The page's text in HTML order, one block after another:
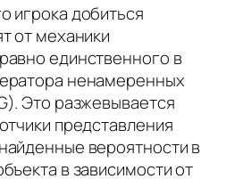
игрока добиться
от механики
единственного в
ненамеренных
Это разжевывается
представления
вероятности в
в зависимости от